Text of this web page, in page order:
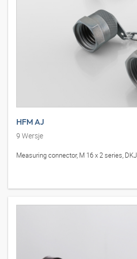
HFM AJ
9 Wersje
Measuring connector, M 16 x 2 series, DKJ